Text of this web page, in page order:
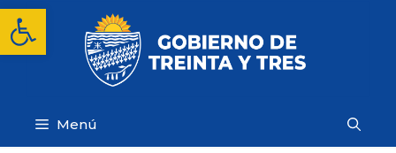
Abrir barra de herramientas
Saltar
contenido
Menú